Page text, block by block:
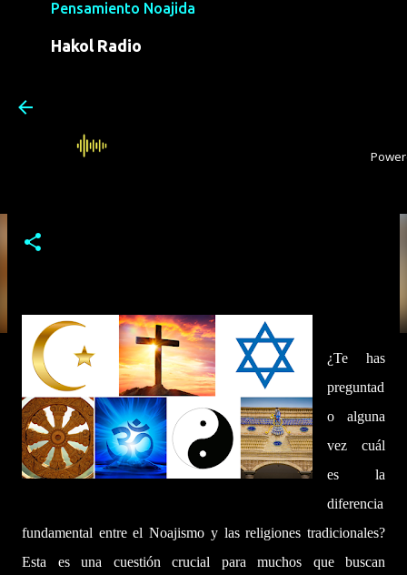
Pensamiento Noajida
Hakol Radio
Diferencias Clave entre el
¿Te has
preguntad
o alguna
vez cuál
es la
diferencia
fundamental entre el Noajismo y las religiones tradicionales?
Esta es una cuestión crucial para muchos que buscan